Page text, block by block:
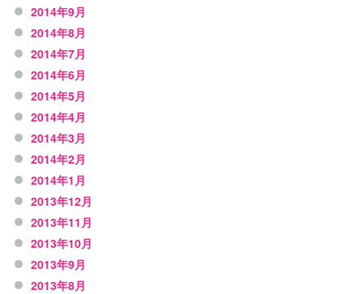
2014年9月
2014年8月
2014年7月
2014年6月
2014年5月
2014年4月
2014年3月
2014年2月
2014年1月
2013年12月
2013年11月
2013年10月
2013年9月
2013年8月